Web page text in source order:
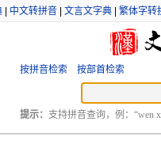
中文转拼音 文言文字典 繁体字转
按拼音检索 按部首检索
提示： 支持拼音查询，例：“wen